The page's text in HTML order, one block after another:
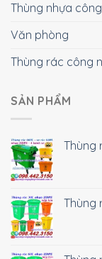
Thùng nhựa
Văn phòng
Thùng rác công
SẢN PHẨM
Thùng
Thùng